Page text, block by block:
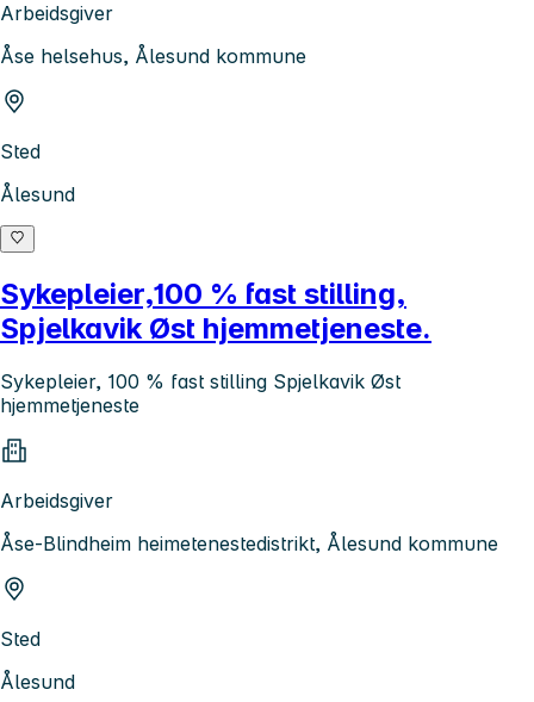
Arbeidsgiver
Åse helsehus, Ålesund kommune
Sted
Ålesund
Sykepleier,100 % fast stilling,
Spjelkavik Øst hjemmetjeneste.
Sykepleier, 100 % fast stilling Spjelkavik Øst
hjemmetjeneste
Arbeidsgiver
Åse-Blindheim heimetenestedistrikt, Ålesund kommune
Sted
Ålesund